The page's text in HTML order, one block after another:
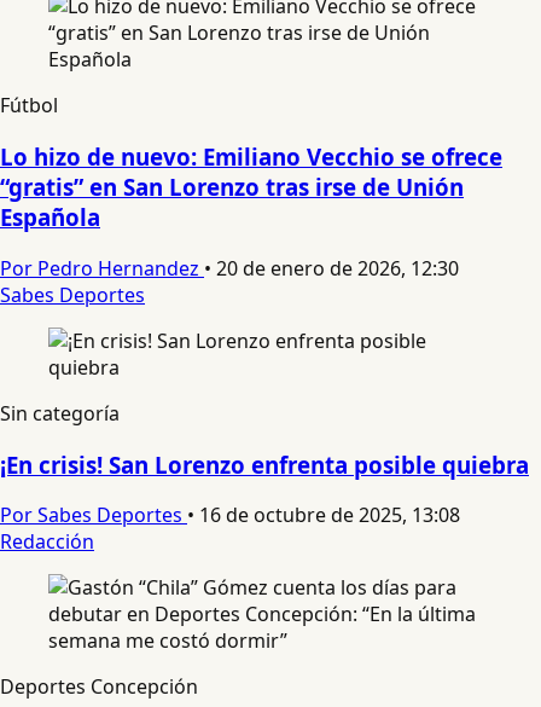
Fútbol
Lo hizo de nuevo: Emiliano Vecchio se ofrece
“gratis” en San Lorenzo tras irse de Unión
Española
Por Pedro Hernandez • 20 de enero de 2026, 12:30
Sabes Deportes
Sin categoría
¡En crisis! San Lorenzo enfrenta posible quiebra
Por Sabes Deportes • 16 de octubre de 2025, 13:08
Redacción
Deportes Concepción